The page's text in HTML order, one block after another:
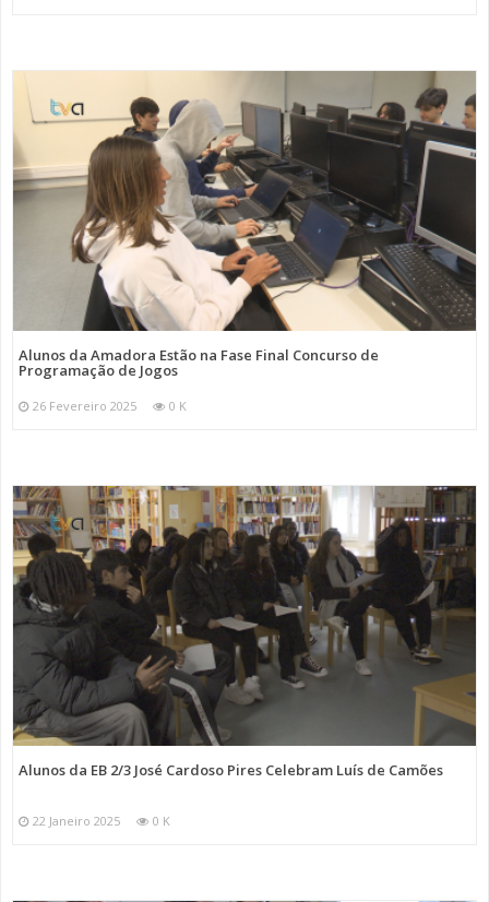
Alunos da Amadora Estão na Fase Final Concurso de
Programação de Jogos
26 Fevereiro 2025 0 K
Alunos da EB 2/3 José Cardoso Pires Celebram Luís de Camões
22 Janeiro 2025 0 K